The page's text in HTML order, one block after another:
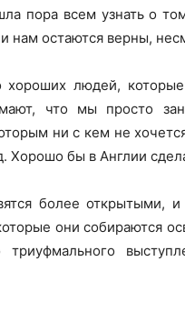
пора всем узнать о
нам остаются верны,
людей,
что мы просто
ни с кем не
Хорошо бы в Англии
более открытыми, и
они собираются
триуфмального